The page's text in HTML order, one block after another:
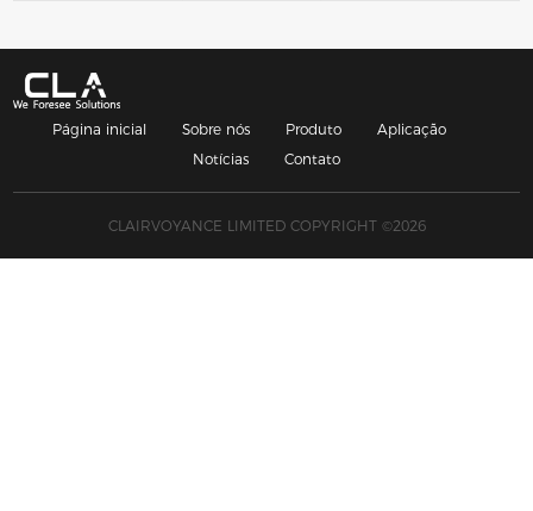
Página inicial Sobre nós Produto
Aplicação
Notícias
Contato
CLAIRVOYANCE LIMITED COPYRIGHT ©2026